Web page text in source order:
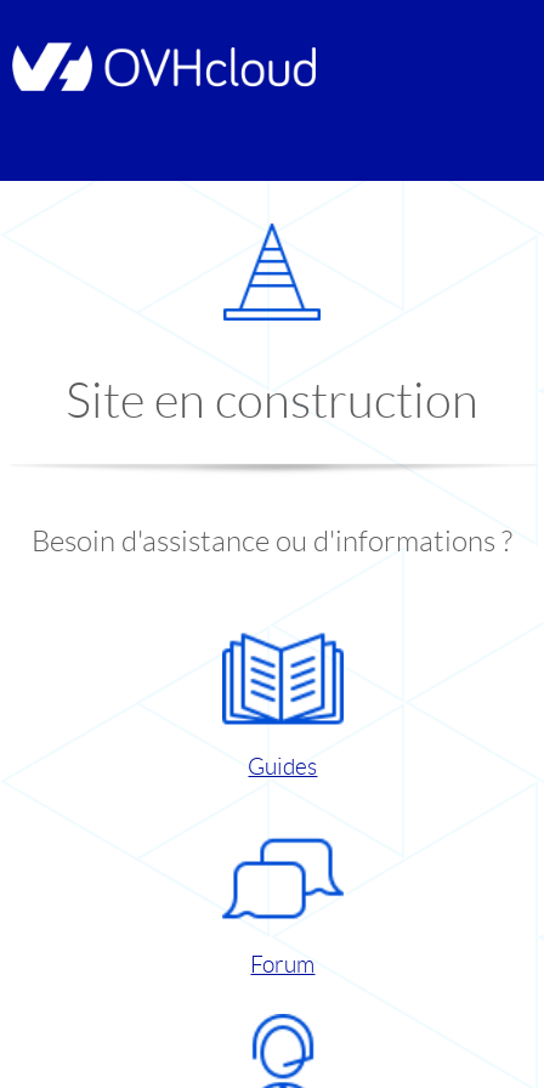
Site en construction
Besoin d'assistance ou d'informations ?
Guides
Forum